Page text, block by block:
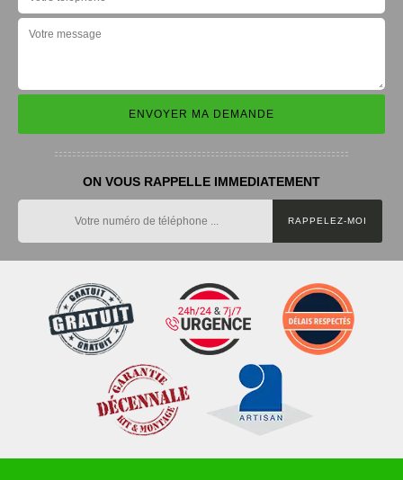
ON VOUS RAPPELLE IMMEDIATEMENT